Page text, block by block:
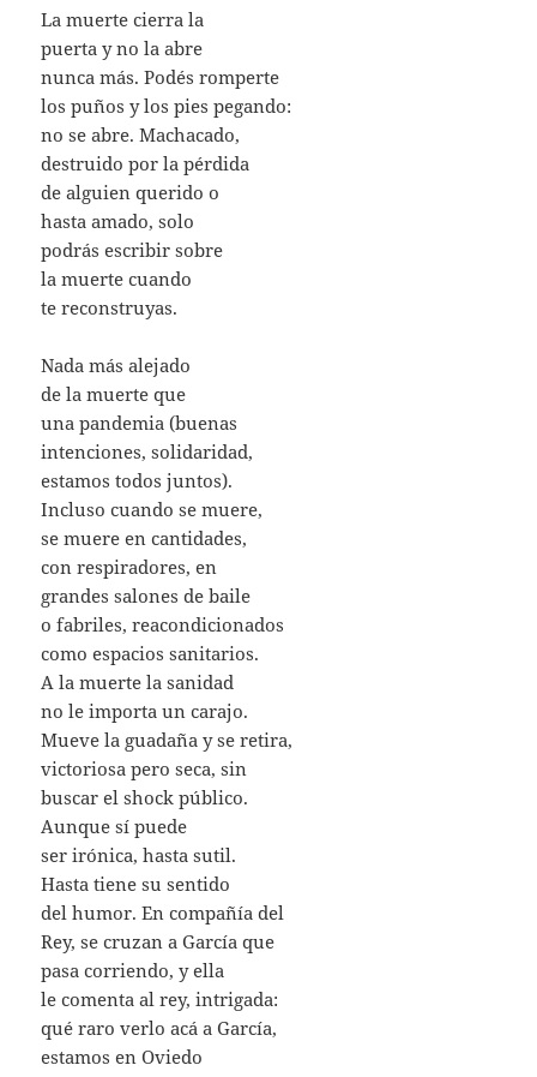
La muerte cierra la
puerta y no la abre
nunca más. Podés romperte
los puños y los pies pegando:
no se abre. Machacado,
destruido por la pérdida
de alguien querido o
hasta amado, solo
podrás escribir sobre
la muerte cuando
te reconstruyas.
Nada más alejado
de la muerte que
una pandemia (buenas
intenciones, solidaridad,
estamos todos juntos).
Incluso cuando se muere,
se muere en cantidades,
con respiradores, en
grandes salones de baile
o fabriles, reacondicionados
como espacios sanitarios.
A la muerte la sanidad
no le importa un carajo.
Mueve la guadaña y se retira,
victoriosa pero seca, sin
buscar el shock público.
Aunque sí puede
ser irónica, hasta sutil.
Hasta tiene su sentido
del humor. En compañía del
Rey, se cruzan a García que
pasa corriendo, y ella
le comenta al rey, intrigada:
qué raro verlo acá a García,
estamos en Oviedo